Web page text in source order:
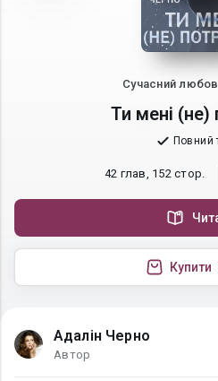
Сучасний
Ти мені (не)
Повний
42 глав, 152 стор.
Купити
Адалін Черно
Автор